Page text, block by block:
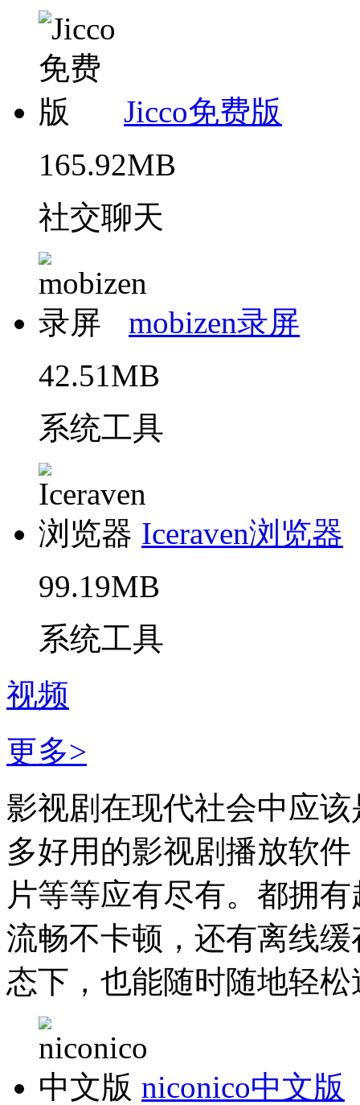
Jicco免费版
165.92MB
社交聊天
mobizen录屏
42.51MB
系统工具
Iceraven浏览器
99.19MB
系统工具
视频
更多>
影视剧在现代社会中应
多好用的影视剧播放软
片等等应有尽有。都拥
流畅不卡顿，还有离线
态下，也能随时随地轻
niconico中文版